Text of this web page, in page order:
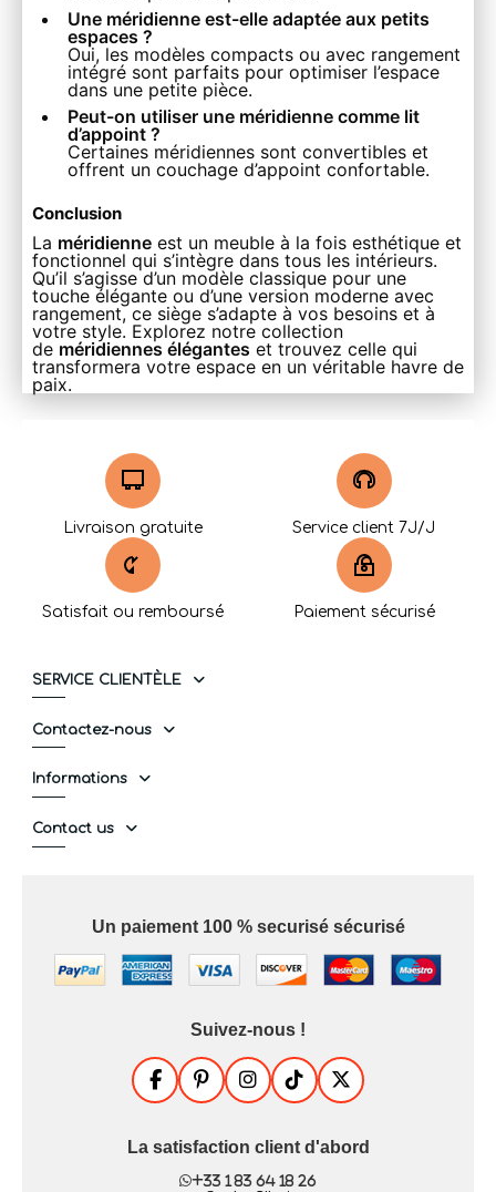
Une méridienne est-elle adaptée aux petits
espaces ?
Oui, les modèles compacts ou avec rangement
intégré sont parfaits pour optimiser l’espace
dans une petite pièce.
Peut-on utiliser une méridienne comme lit
d’appoint ?
Certaines méridiennes sont convertibles et
offrent un couchage d’appoint confortable.
Conclusion
La méridienne est un meuble à la fois esthétique et
fonctionnel qui s’intègre dans tous les intérieurs.
Qu’il s’agisse d’un modèle classique pour une
touche élégante ou d’une version moderne avec
rangement, ce siège s’adapte à vos besoins et à
votre style. Explorez notre collection
de méridiennes élégantes et trouvez celle qui
transformera votre espace en un véritable havre de
paix.
Livraison gratuite Service client 7J/J
Satisfait ou remboursé Paiement sécurisé
SERVICE CLIENTÈLE
Contactez-nous
Informations
Contact us
Un paiement 100 % securisé sécurisé
Suivez-nous !
La satisfaction client d'abord
+33 1 83 64 18 26